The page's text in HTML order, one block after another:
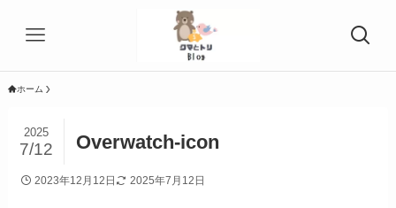
ホーム
Overwatch-icon
2025
7/12
2023年12月12日 2025年7月12日